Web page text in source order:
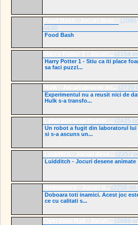
(2090
jucat)
Food Bash
(2154
Harry Potter 1 - Stiu ca iti place
sa faci puzzl...
(3720
Experimentul nu a reusit nici de
Hulk s-a transfo...
(2425
Un robot a fugit din laboratorul lui
si s-a ascuns un...
(2257
Luidditch - Jocuri desene animate
(2256 ori
Doboara toti inamici. Acest joc
ce cu calitati s...
(2089